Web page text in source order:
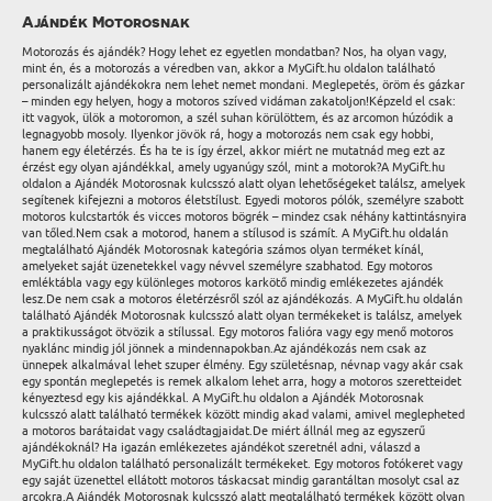
Ajándék Motorosnak
Motorozás és ajándék? Hogy lehet ez egyetlen mondatban? Nos, ha olyan vagy,
mint én, és a motorozás a véredben van, akkor a MyGift.hu oldalon található
personalizált ajándékokra nem lehet nemet mondani. Meglepetés, öröm és gázkar
– minden egy helyen, hogy a motoros szíved vidáman zakatoljon!Képzeld el csak:
itt vagyok, ülök a motoromon, a szél suhan körülöttem, és az arcomon húzódik a
legnagyobb mosoly. Ilyenkor jövök rá, hogy a motorozás nem csak egy hobbi,
hanem egy életérzés. És ha te is így érzel, akkor miért ne mutatnád meg ezt az
érzést egy olyan ajándékkal, amely ugyanúgy szól, mint a motorok?A MyGift.hu
oldalon a Ajándék Motorosnak kulcsszó alatt olyan lehetőségeket találsz, amelyek
segítenek kifejezni a motoros életstílust. Egyedi motoros pólók, személyre szabott
motoros kulcstartók és vicces motoros bögrék – mindez csak néhány kattintásnyira
van tőled.Nem csak a motorod, hanem a stílusod is számít. A MyGift.hu oldalán
megtalálható Ajándék Motorosnak kategória számos olyan terméket kínál,
amelyeket saját üzenetekkel vagy névvel személyre szabhatod. Egy motoros
emléktábla vagy egy különleges motoros karkötő mindig emlékezetes ajándék
lesz.De nem csak a motoros életérzésről szól az ajándékozás. A MyGift.hu oldalán
található Ajándék Motorosnak kulcsszó alatt olyan termékeket is találsz, amelyek
a praktikusságot ötvözik a stílussal. Egy motoros falióra vagy egy menő motoros
nyaklánc mindig jól jönnek a mindennapokban.Az ajándékozás nem csak az
ünnepek alkalmával lehet szuper élmény. Egy születésnap, névnap vagy akár csak
egy spontán meglepetés is remek alkalom lehet arra, hogy a motoros szeretteidet
kényeztesd egy kis ajándékkal. A MyGift.hu oldalon a Ajándék Motorosnak
kulcsszó alatt található termékek között mindig akad valami, amivel meglepheted
a motoros barátaidat vagy családtagjaidat.De miért állnál meg az egyszerű
ajándékoknál? Ha igazán emlékezetes ajándékot szeretnél adni, válaszd a
MyGift.hu oldalon található personalizált termékeket. Egy motoros fotókeret vagy
egy saját üzenettel ellátott motoros táskacsat mindig garantáltan mosolyt csal az
arcokra.A Ajándék Motorosnak kulcsszó alatt megtalálható termékek között olyan